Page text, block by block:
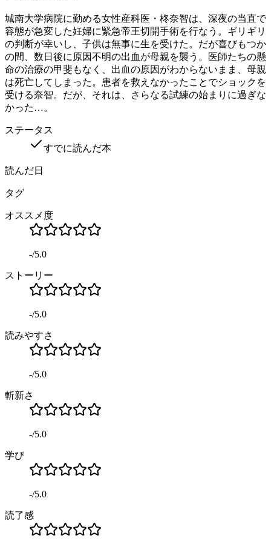
城南大学病院に勤める女性産科医・柊奈智は、深夜の当直で
容態が急変した妊婦に緊急帝王切開手術を行なう。ギリギリ
の判断が幸いし、子供は無事に生を受けた。だが喜びもつか
の間、数日後に原因不明の出血が母親を襲う。医師たちの懸
命の治療の甲斐もなく、出血の原因がわからないまま、母親
は死亡してしまった。患者を救えなかったことでショックを
受ける奈智。だが、それは、さらなる試練の始まりに過ぎな
かった…。
ステータス
すでに読んだ本
読んだ日
タグ
オススメ度
-/5.0
ストーリー
-/5.0
読みやすさ
-/5.0
斬新さ
-/5.0
学び
-/5.0
読了感